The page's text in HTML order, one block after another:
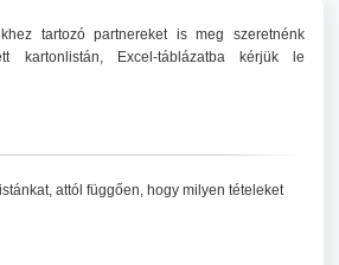
tartozó partnereket is meg szeretnénk
kartonlistán, Excel-táblázatba kérjük le
attól függően, hogy milyen tételeket